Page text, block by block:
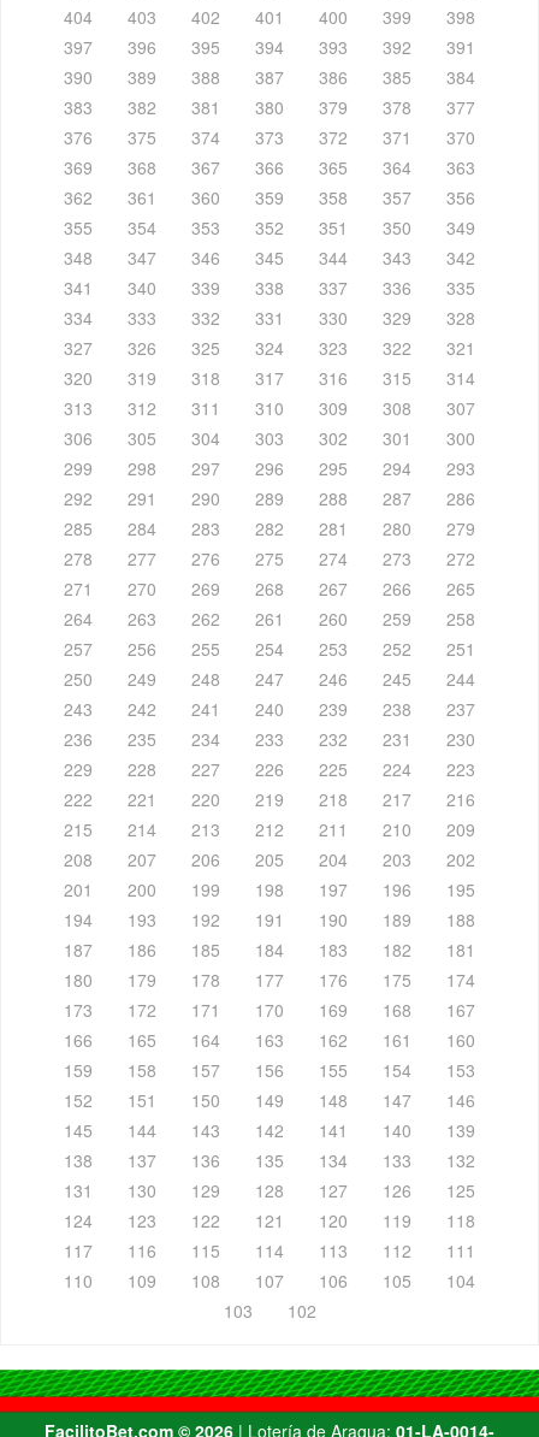
404
403 402 401 400 399
398
397
396 395 394 393 392
391
390
389 388 387 386 385
384
383
382 381 380 379 378
377
376
375 374 373 372 371
370
369
368 367 366 365 364
363
362
361 360 359 358 357
356
355
354 353 352 351 350
349
348
347 346 345 344 343
342
341
340 339 338 337 336
335
334
333 332 331 330 329
328
327
326 325 324 323 322
321
320
319 318 317 316 315
314
313
312 311 310 309 308
307
306
305 304 303 302 301
300
299
298 297 296 295 294
293
292
291 290 289 288 287
286
285
284 283 282 281 280
279
278
277 276 275 274 273
272
271
270 269 268 267 266
265
264
263 262 261 260 259
258
257
256 255 254 253 252
251
250
249 248 247 246 245
244
243
242 241 240 239 238
237
236
235 234 233 232 231
230
229
228 227 226 225 224
223
222
221 220 219 218 217
216
215
214 213 212 211 210
209
208
207 206 205 204 203
202
201
200 199 198 197 196
195
194
193 192 191 190 189
188
187
186 185 184 183 182
181
180
179 178 177 176 175
174
173
172 171 170 169 168
167
166
165 164 163 162 161
160
159
158 157 156 155 154
153
152
151 150 149 148 147
146
145
144 143 142 141 140
139
138
137 136 135 134 133
132
131
130 129 128 127 126
125
124
123 122 121 120 119
118
117
116 115 114 113 112
111
110
109 108 107 106 105
104
103
102
FacilitoBet.com ©️ 2026 | Lotería de Aragua: 01-LA-0014-